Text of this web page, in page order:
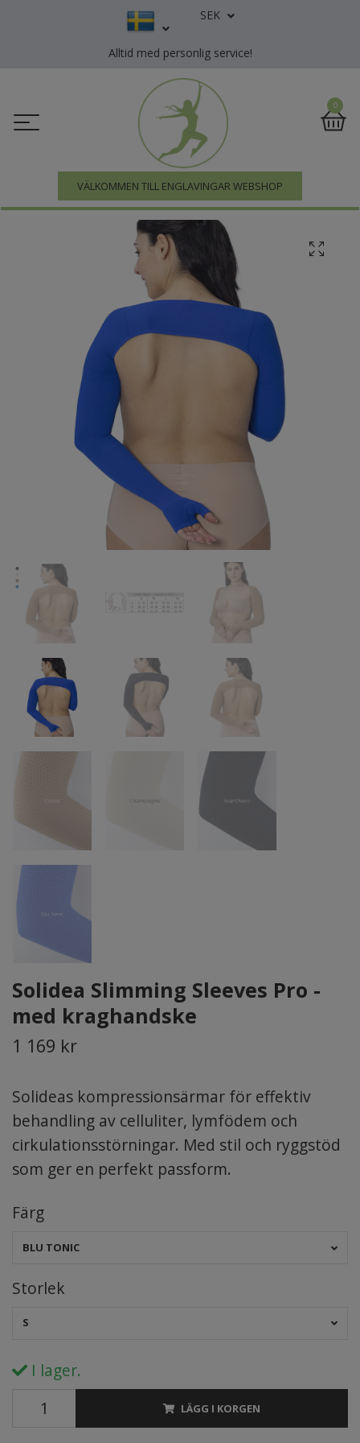
SEK
Alltid med personlig service!
VÄLKOMMEN TILL ENGLAVINGAR WEBSHOP
0
Solidea Slimming Sleeves Pro -
med kraghandske
1 169 kr
Solideas kompressionsärmar för effektiv
behandling av celluliter, lymfödem och
cirkulationsstörningar. Med stil och ryggstöd
som ger en perfekt passform.
Färg
BLU TONIC
Storlek
S
I lager.
LÄGG I KORGEN